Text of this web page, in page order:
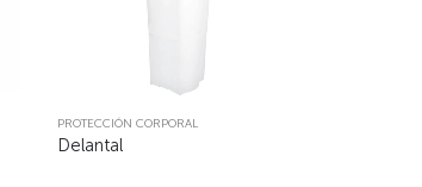
PROTECCIÓN CORPORAL
Delantal